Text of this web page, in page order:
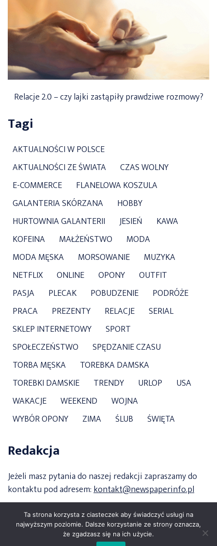
Relacje 2.0 – czy lajki zastąpiły prawdziwe rozmowy?
Tagi
AKTUALNOŚCI W POLSCE
AKTUALNOŚCI ZE ŚWIATA
CZAS WOLNY
E-COMMERCE
FLANELOWA KOSZULA
GALANTERIA SKÓRZANA
HOBBY
HURTOWNIA GALANTERII
JESIEŃ
KAWA
KOFEINA
MAŁŻEŃSTWO
MODA
MODA MĘSKA
MORSOWANIE
MUZYKA
NETFLIX
ONLINE OPONY
OUTFIT
PASJA
PLECAK POBUDZENIE
PODRÓŻE
PRACA
PREZENTY RELACJE
SERIAL
SKLEP INTERNETOWY
SPORT
SPOŁECZEŃSTWO
SPĘDZANIE CZASU
TORBA MĘSKA
TOREBKA DAMSKA
TOREBKI DAMSKIE
TRENDY URLOP
USA
WAKACJE
WEEKEND
WOJNA
WYBÓR OPONY
ZIMA ŚLUB ŚWIĘTA
Redakcja
Jeżeli masz pytania do naszej redakcji zapraszamy do
kontaktu pod adresem:kontakt@newspaperinfo.pl
Copyright 2021 newspaperinfo.pl
Ta strona korzysta z ciasteczek aby świadczyć usługi na
najwyższym poziomie. Dalsze korzystanie ze strony oznacza,
że zgadzasz się na ich użycie.